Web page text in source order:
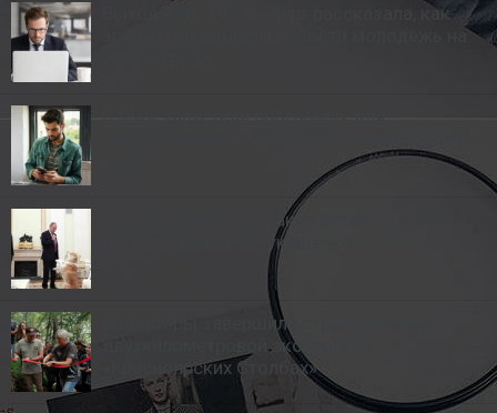
Выход есть: HR-эксперт рассказала, как
зрелым кандидатам обойти молодежь на
Пушистый имидж: какие питомцы живут у
Путина, Макрона, Лукашенко и Трампа
Волонтеры завершили строительство
двухкилометровой экотропы в
«Красноярских Столбах»